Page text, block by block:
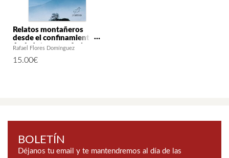
Relatos montañeros
desde el confinamiento.
Anécdotas y confesiones
montañas
Rafael Flores Domínguez
15.00€
BOLETÍN
Déjanos tu email y te mantendremos al día de las